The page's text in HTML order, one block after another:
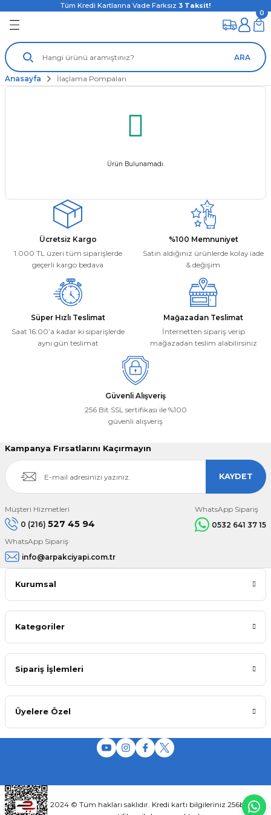
Tüm Kredi Kartlarına Vade Farksız 3 Taksit!
ARA
0
Anasayfa İlaçlama Pompaları
Ürün Bulunamadı.
Ücretsiz Kargo
1.000 TL üzeri tüm siparişlerde
geçerli kargo bedava
%100 Memnuniyet
Satın aldığınız ürünlerde kolay iade
& değişim
Süper Hızlı Teslimat
Saat 16:00’a kadar ki siparişlerde
aynı gün teslimat
Mağazadan Teslimat
İnternetten sipariş verip
mağazadan teslim alabilirsiniz
Güvenli Alışveriş
256 Bit SSL sertifikası ile %100
güvenli alışveriş
Kampanya Fırsatlarını Kaçırmayın
KAYDET
Müşteri Hizmetleri
0 (216) 527 45 94
WhatsApp Sipariş
0532 641 37 15
WhatsApp Sipariş
info@arpakciyapi.com.tr
Kurumsal
Kategoriler
Sipariş İşlemleri
Üyelere Özel
2024 © Tüm hakları saklıdır. Kredi kartı bilgileriniz 256bit SSL